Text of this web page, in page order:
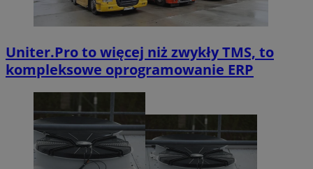
Uniter.Pro to więcej niż zwykły TMS, to
kompleksowe oprogramowanie ERP